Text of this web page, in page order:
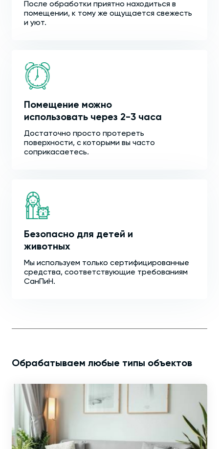
После обработки приятно находиться в
помещении, к тому же ощущается свежесть
и уют.
Помещение можно
использовать через 2-3 часа
Достаточно просто протереть
поверхности, с которыми вы часто
соприкасаетесь.
Безопасно для детей и
животных
Мы используем только сертифицированные
средства, соответствующие требованиям
СанПиН.
Обрабатываем любые типы объектов